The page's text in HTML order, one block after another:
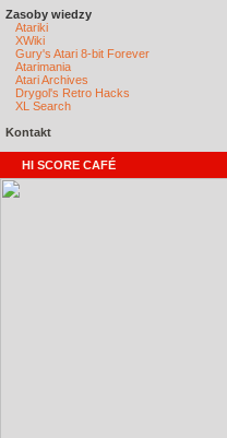
Zasoby wiedzy
Atariki
XWiki
Gury's Atari 8-bit Forever
Atarimania
Atari Archives
Drygol's Retro Hacks
XL Search
Kontakt
HI SCORE CAFÉ